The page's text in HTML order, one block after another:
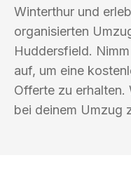
Winterthur und
organisierten
Huddersfield.
auf, um eine
Offerte zu erhalten.
bei deinem Umzug